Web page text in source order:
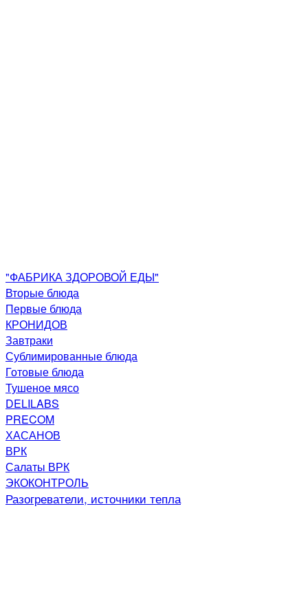
"ФАБРИКА ЗДОРОВОЙ ЕДЫ"
Вторые блюда
Первые блюда
КРОНИДОВ
Завтраки
Сублимированные блюда
Готовые блюда
Тушеное мясо
DELILABS
PRECOM
ХАСАНОВ
ВРК
Салаты ВРК
ЭКОКОНТРОЛЬ
Разогреватели, источники тепла